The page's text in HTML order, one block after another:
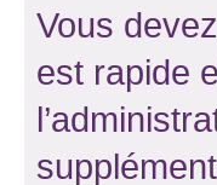
Vous
est rapide